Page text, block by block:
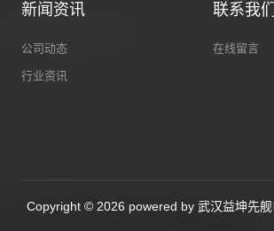
新闻资讯
公司动态
行业资讯
联系我们
在线留言
Copyright © 2026 powered by 武汉益坤先